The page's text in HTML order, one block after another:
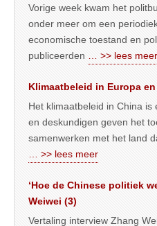
Vorige week kwam het
onder meer om een
economische toestand en
publiceerden
… >> lees meer
Klimaatbeleid in Europa
Het klimaatbeleid in China
en deskundigen geven het
samenwerken met het land
… >> lees meer
‘Hoe de Chinese politiek
Weiwei (3)
Vertaling interview Zhang